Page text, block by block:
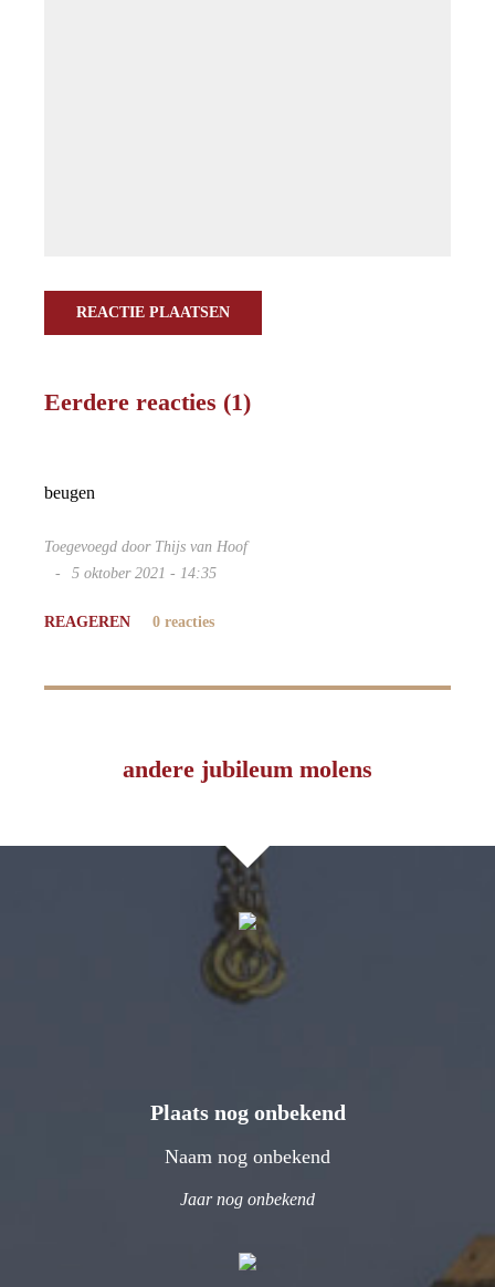
REACTIE PLAATSEN
Eerdere reacties (1)
beugen
Toegevoegd door Thijs van Hoof
5 oktober 2021 - 14:35
REAGEREN 0 reacties
andere jubileum molens
Plaats nog onbekend
Naam nog onbekend
Jaar nog onbekend